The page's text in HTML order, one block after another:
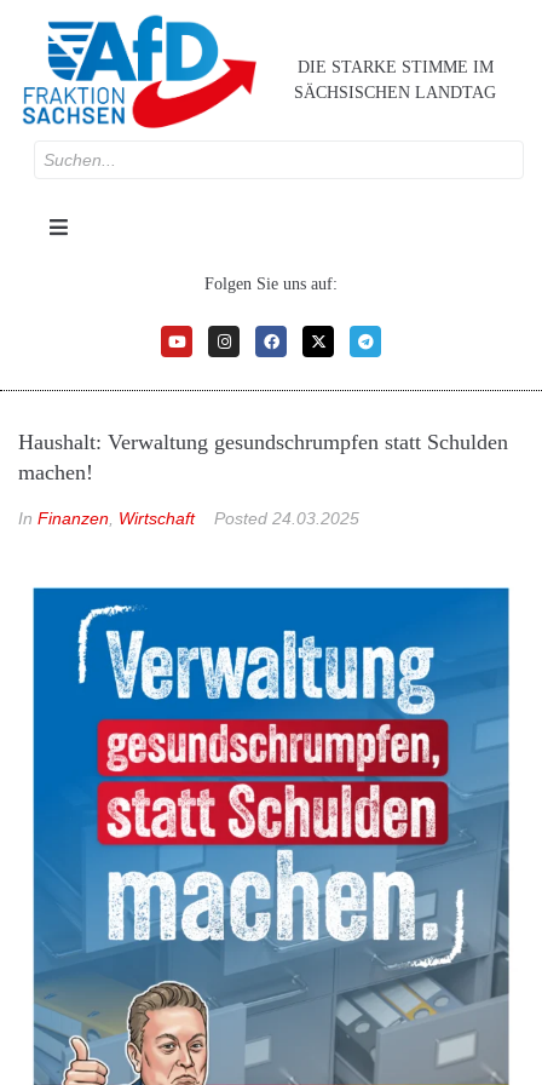
DIE STARKE STIMME IM
SÄCHSISCHEN LANDTAG
Folgen Sie uns auf:
Haushalt: Verwaltung gesundschrumpfen statt Schulden
machen!
In Finanzen Wirtschaft Posted 24.03.2025